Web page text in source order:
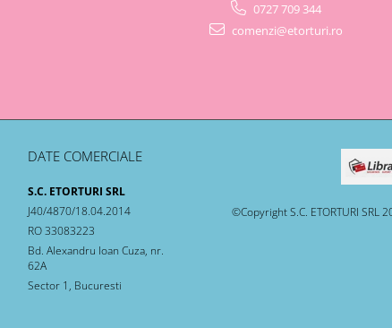
0727 709 344
comenzi@etorturi.ro
DATE COMERCIALE
S.C. ETORTURI SRL
J40/4870/18.04.2014
RO 33083223
Bd. Alexandru Ioan Cuza, nr.
62A
Sector 1, Bucuresti
©Copyright S.C. ETORTURI SRL